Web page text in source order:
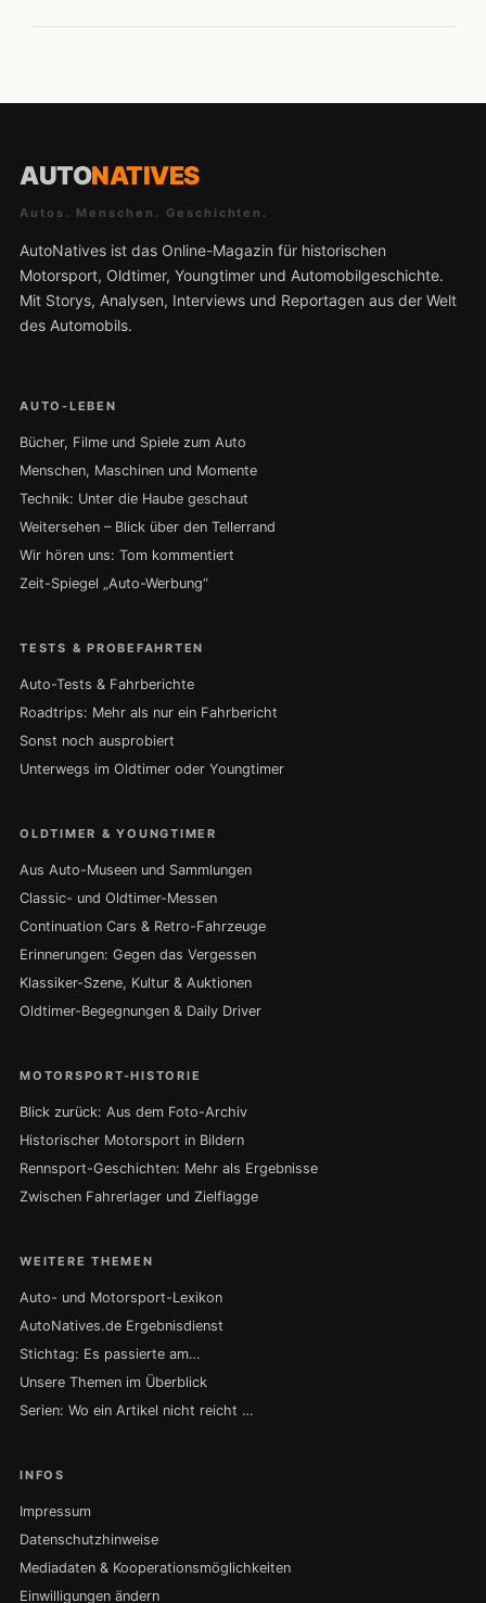
AUTONATIVES
Autos. Menschen. Geschichten.
AutoNatives ist das Online-Magazin für historischen
Motorsport, Oldtimer, Youngtimer und Automobilgeschichte.
Mit Storys, Analysen, Interviews und Reportagen aus der Welt
des Automobils.
AUTO-LEBEN
Bücher, Filme und Spiele zum Auto
Menschen, Maschinen und Momente
Technik: Unter die Haube geschaut
Weitersehen – Blick über den Tellerrand
Wir hören uns: Tom kommentiert
Zeit-Spiegel „Auto-Werbung“
TESTS & PROBEFAHRTEN
Auto-Tests & Fahrberichte
Roadtrips: Mehr als nur ein Fahrbericht
Sonst noch ausprobiert
Unterwegs im Oldtimer oder Youngtimer
OLDTIMER & YOUNGTIMER
Aus Auto-Museen und Sammlungen
Classic- und Oldtimer-Messen
Continuation Cars & Retro-Fahrzeuge
Erinnerungen: Gegen das Vergessen
Klassiker-Szene, Kultur & Auktionen
Oldtimer-Begegnungen & Daily Driver
MOTORSPORT-HISTORIE
Blick zurück: Aus dem Foto-Archiv
Historischer Motorsport in Bildern
Rennsport-Geschichten: Mehr als Ergebnisse
Zwischen Fahrerlager und Zielflagge
WEITERE THEMEN
Auto- und Motorsport-Lexikon
AutoNatives.de Ergebnisdienst
Stichtag: Es passierte am…
Unsere Themen im Überblick
Serien: Wo ein Artikel nicht reicht …
INFOS
Impressum
Datenschutzhinweise
Mediadaten & Kooperationsmöglichkeiten
Einwilligungen ändern